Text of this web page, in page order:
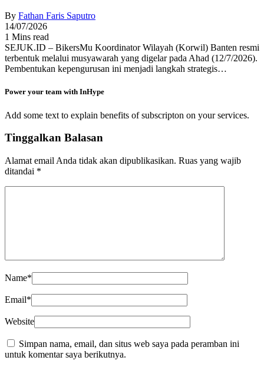
By Fathan Faris Saputro
14/07/2026
1 Mins read
SEJUK.ID – BikersMu Koordinator Wilayah (Korwil) Banten resmi
terbentuk melalui musyawarah yang digelar pada Ahad (12/7/2026).
Pembentukan kepengurusan ini menjadi langkah strategis…
Power your team with InHype
Add some text to explain benefits of subscripton on your services.
Tinggalkan Balasan
Alamat email Anda tidak akan dipublikasikan. Ruas yang wajib
ditandai *
Name*
Email*
Website
Simpan nama, email, dan situs web saya pada peramban ini
untuk komentar saya berikutnya.